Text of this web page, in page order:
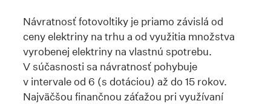
Návratnosť fotovoltiky je priamo závislá od
ceny elektriny na trhu a od využitia množstva
vyrobenej elektriny na vlastnú spotrebu.
V súčasnosti sa návratnosť pohybuje
v intervale od 6 (s dotáciou) až do 15 rokov.
Najväčšou finančnou záťažou pri využívaní